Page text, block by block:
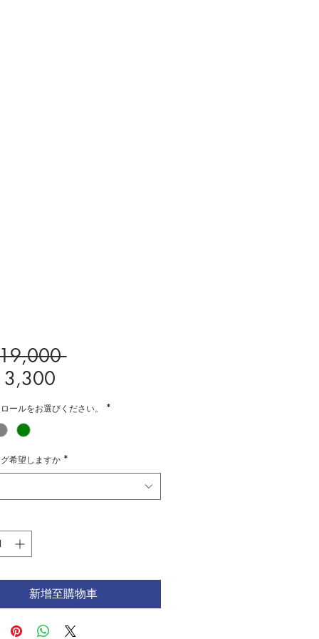
一
價
促
銷
ールをお選びください。 *
希望しますか *
新增至購物車